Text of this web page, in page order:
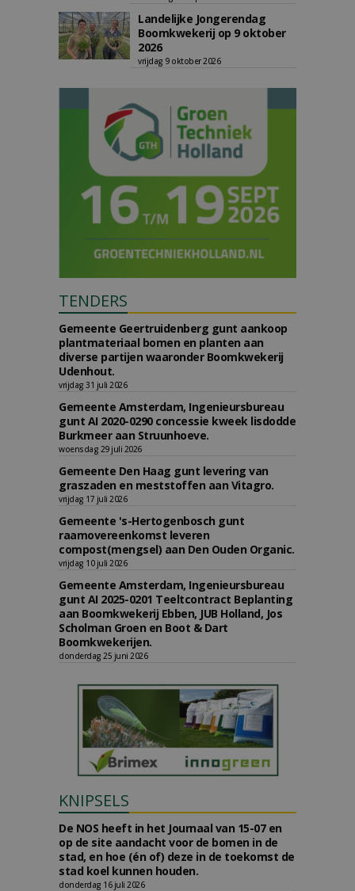
Landelijke Jongerendag
Boomkwekerij op 9 oktober
2026
vrijdag 9 oktober 2026
TENDERS
Gemeente Geertruidenberg gunt aankoop
plantmateriaal bomen en planten aan
diverse partijen waaronder Boomkwekerij
Udenhout.
vrijdag 31 juli 2026
Gemeente Amsterdam, Ingenieursbureau
gunt AI 2020-0290 concessie kweek lisdodde
Burkmeer aan Struunhoeve.
woensdag 29 juli 2026
Gemeente Den Haag gunt levering van
graszaden en meststoffen aan Vitagro.
vrijdag 17 juli 2026
Gemeente 's-Hertogenbosch gunt
raamovereenkomst leveren
compost(mengsel) aan Den Ouden Organic.
vrijdag 10 juli 2026
Gemeente Amsterdam, Ingenieursbureau
gunt AI 2025-0201 Teeltcontract Beplanting
aan Boomkwekerij Ebben, JUB Holland, Jos
Scholman Groen en Boot & Dart
Boomkwekerijen.
donderdag 25 juni 2026
KNIPSELS
De NOS heeft in het Journaal van 15-07 en
op de site aandacht voor de bomen in de
stad, en hoe (én of) deze in de toekomst de
stad koel kunnen houden.
donderdag 16 juli 2026